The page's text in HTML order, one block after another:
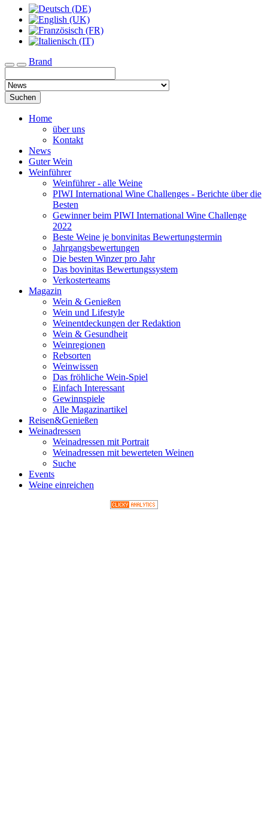
Toggle navigation
Brand
Suchen
Home
über uns
Kontakt
News
Guter Wein
Weinführer
Weinführer - alle Weine
PIWI International Wine Challenges - Berichte über die
Besten
Gewinner beim PIWI International Wine Challenge
2022
Beste Weine je bonvinitas Bewertungstermin
Jahrgangsbewertungen
Die besten Winzer pro Jahr
Das bovinitas Bewertungssystem
Verkosterteams
Magazin
Wein & Genießen
Wein und Lifestyle
Weinentdeckungen der Redaktion
Wein & Gesundheit
Weinregionen
Rebsorten
Weinwissen
Das fröhliche Wein-Spiel
Einfach Interessant
Gewinnspiele
Alle Magazinartikel
Reisen&Genießen
Weinadressen
Weinadressen mit Portrait
Weinadressen mit bewerteten Weinen
Suche
Events
Weine einreichen